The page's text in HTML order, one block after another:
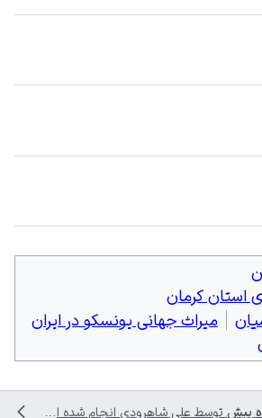
استان کرمان
میراث جهانی یونسکو در ایران
توسط علی شاهرودی انجام شده است